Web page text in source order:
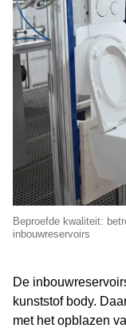
Beproefde kwaliteit:
inbouwreservoirs
De
kunststof body.
met het opblazen